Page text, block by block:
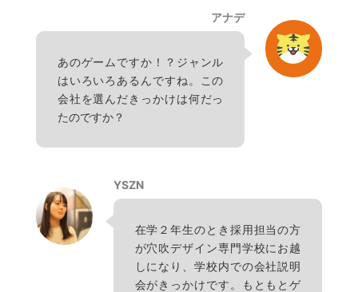
アナデ
あのゲームですか！？ジャンル
はいろいろあるんですね。この
会社を選んだきっかけは何だっ
たのですか？
YSZN
在学２年生のとき採用担当の方
が穴吹デザイン専門学校にお越
しになり、学校内での会社説明
会がきっかけです。もともとゲ